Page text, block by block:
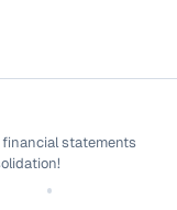
statements